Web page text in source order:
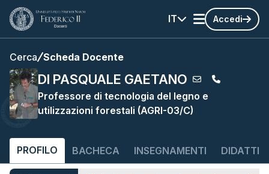
IT Accedi
Cerca Scheda Docente
DI PASQUALE GAETANO
Professore di tecnologia del legno e
utilizzazioni forestali (AGRI-03/C)
PROFILO BACHECA INSEGNAMENTI